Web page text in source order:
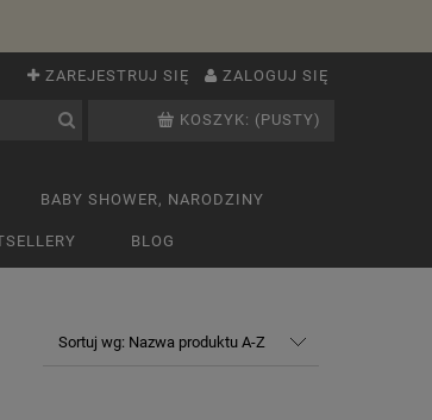
ZAREJESTRUJ SIĘ ZALOGUJ SIĘ
KOSZYK: (PUSTY)
BABY SHOWER, NARODZINY
BLOG
Sortuj wg: Nazwa produktu A-Z